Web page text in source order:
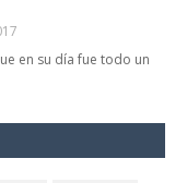
en su día fue todo un